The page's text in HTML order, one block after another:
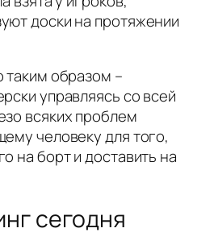
доски на протяжении
таким образом –
управляясь со всей
всяких проблем
человеку для того,
на борт и доставить на
сегодня